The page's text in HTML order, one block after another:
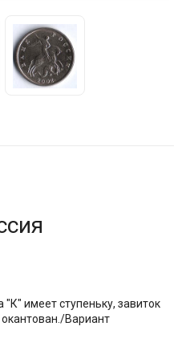
имеет ступеньку, завиток
окантован./Вариант